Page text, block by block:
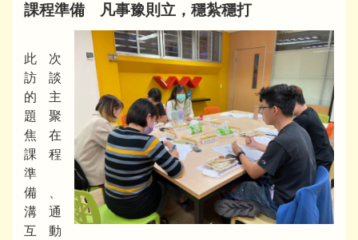
課程準備 凡事豫則立，穩紮穩打
此次
訪談
的主
題聚
焦在
課程
準
備、
溝通
互動